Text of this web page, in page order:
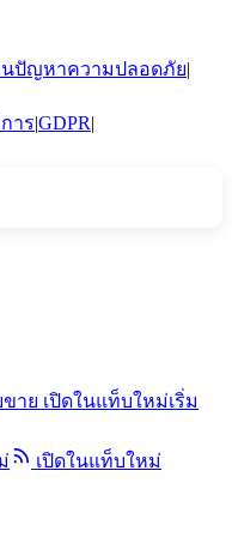
นปัญหาความปลอดภัย|
าร|GDPR|
าย เปิดในแท็บใหม่เริ่ม
เปิดในแท็บใหม่